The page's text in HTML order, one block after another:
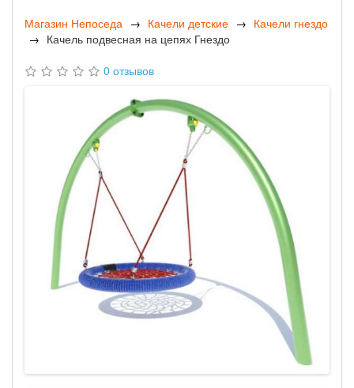
Магазин Непоседа Качели детские
Качели гнездо
Качель подвесная на цепях Гнездо
0 отзывов